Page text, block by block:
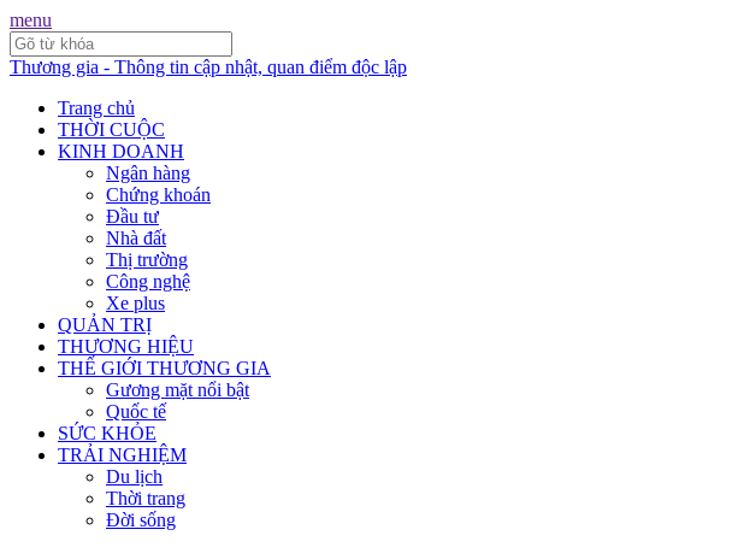
menu
Thương gia - Thông tin cập nhật, quan điểm độc lập
Trang chủ
THỜI CUỘC
KINH DOANH
Ngân hàng
Chứng khoán
Đầu tư
Nhà đất
Thị trường
Công nghệ
Xe plus
QUẢN TRỊ
THƯƠNG HIỆU
THẾ GIỚI THƯƠNG GIA
Gương mặt nổi bật
Quốc tế
SỨC KHỎE
TRẢI NGHIỆM
Du lịch
Thời trang
Đời sống